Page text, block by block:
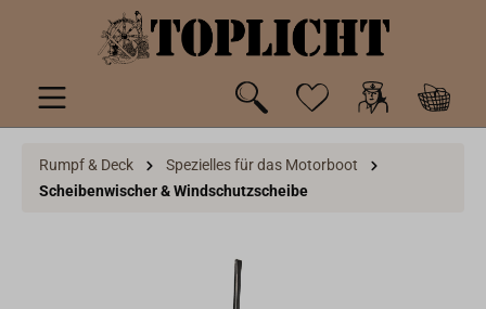
springen
Rumpf & Deck
Spezielles für das Motorboot
Scheibenwischer & Windschutzscheibe